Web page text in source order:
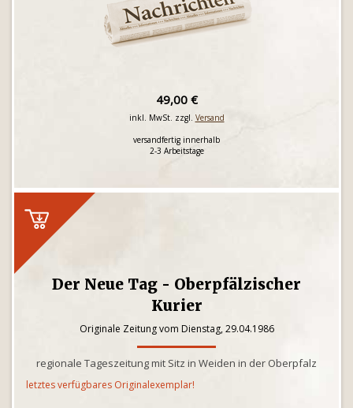
49,00 €
inkl. MwSt. zzgl. Versand
versandfertig innerhalb
2-3 Arbeitstage
Der Neue Tag - Oberpfälzischer
Kurier
Originale Zeitung vom Dienstag, 29.04.1986
regionale Tageszeitung mit Sitz in Weiden in der Oberpfalz
letztes verfügbares Originalexemplar!